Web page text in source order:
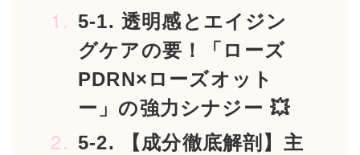
5-1. 透明感とエイジン
グケアの要！「ローズ
PDRN×ローズオット
ー」の強力シナジー 💥
5-2. 【成分徹底解剖】主